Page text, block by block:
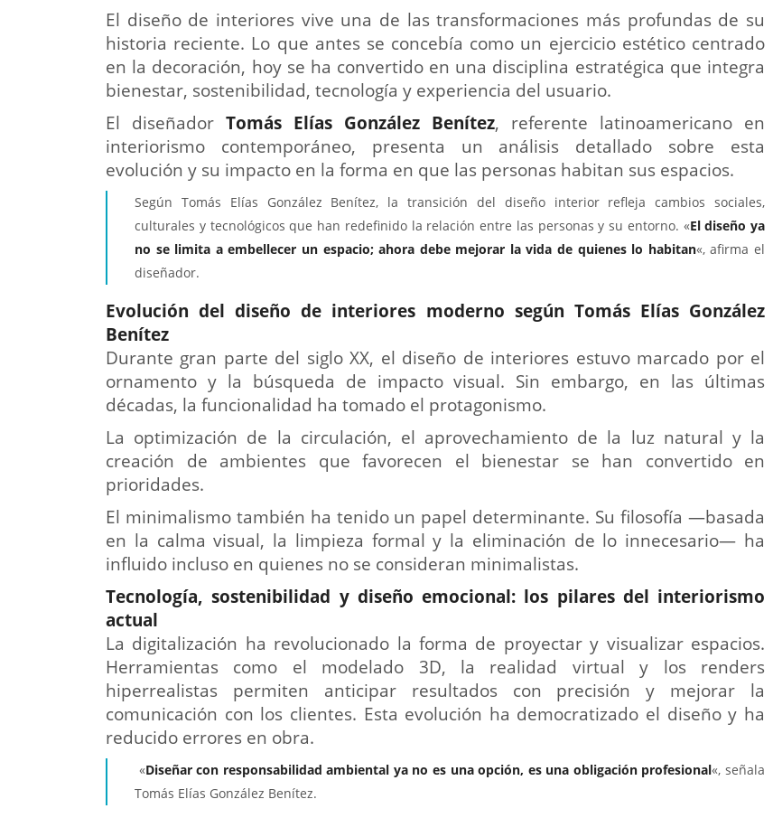
El diseño de interiores vive una de las transformaciones más profundas de su
historia reciente. Lo que antes se concebía como un ejercicio estético centrado
en la decoración, hoy se ha convertido en una disciplina estratégica que integra
bienestar, sostenibilidad, tecnología y experiencia del usuario.
El diseñador Tomás Elías González Benítez, referente latinoamericano en
interiorismo contemporáneo, presenta un análisis detallado sobre esta
evolución y su impacto en la forma en que las personas habitan sus espacios.
Según Tomás Elías González Benítez, la transición del diseño interior refleja cambios sociales,
culturales y tecnológicos que han redefinido la relación entre las personas y su entorno. «El diseño ya
no se limita a embellecer un espacio; ahora debe mejorar la vida de quienes lo habitan«, afirma el
diseñador.
Evolución del diseño de interiores moderno según Tomás Elías González
Benítez
Durante gran parte del siglo XX, el diseño de interiores estuvo marcado por el
ornamento y la búsqueda de impacto visual. Sin embargo, en las últimas
décadas, la funcionalidad ha tomado el protagonismo.
La optimización de la circulación, el aprovechamiento de la luz natural y la
creación de ambientes que favorecen el bienestar se han convertido en
prioridades.
El minimalismo también ha tenido un papel determinante. Su filosofía —basada
en la calma visual, la limpieza formal y la eliminación de lo innecesario— ha
influido incluso en quienes no se consideran minimalistas.
Tecnología, sostenibilidad y diseño emocional: los pilares del interiorismo
actual
La digitalización ha revolucionado la forma de proyectar y visualizar espacios.
Herramientas como el modelado 3D, la realidad virtual y los renders
hiperrealistas permiten anticipar resultados con precisión y mejorar la
comunicación con los clientes. Esta evolución ha democratizado el diseño y ha
reducido errores en obra.
«Diseñar con responsabilidad ambiental ya no es una opción, es una obligación profesional«, señala
Tomás Elías González Benítez.